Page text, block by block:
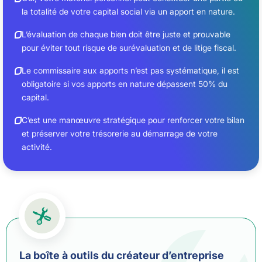
la totalité de votre capital social via un apport en nature.
L’évaluation de chaque bien doit être juste et prouvable
pour éviter tout risque de surévaluation et de litige fiscal.
Le commissaire aux apports n’est pas systématique, il est
obligatoire si vos apports en nature dépassent 50% du
capital.
C’est une manœuvre stratégique pour renforcer votre bilan
et préserver votre trésorerie au démarrage de votre
activité.
La boîte à outils du créateur d’entreprise